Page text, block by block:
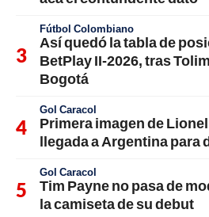
Fútbol Colombiano
Así quedó la tabla de
BetPlay II-2026, tras
Bogotá
Gol Caracol
Primera imagen de
llegada a Argentina para
Gol Caracol
Tim Payne no pasa de
la camiseta de su debut